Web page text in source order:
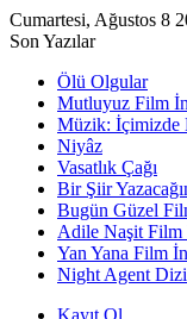
Cumartesi, Ağustos 8
Son Yazılar
Ölü Olgular
Mutluyuz Film
Müzik: İçimizde
Niyâz
Vasatlık Çağı
Bir Şiir
Bugün Güzel
Adile Naşit Film
Yan Yana Film
Night Agent
Kayıt Ol